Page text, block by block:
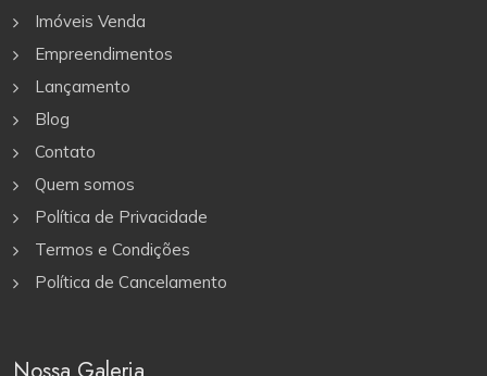
Imóveis Venda
Empreendimentos
Lançamento
Blog
Contato
Quem somos
Política de Privacidade
Termos e Condições
Política de Cancelamento